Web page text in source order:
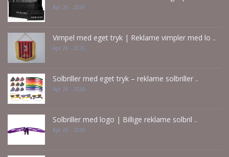
Apr 26 - 2026
Vimpel med eget tryk | Reklame vimpler med lo ..
Apr 26 - 2026
Solbriller med eget tryk – reklame solbriller ..
Apr 26 - 2026
Solbriller med logo | Billige reklame solbril ..
Apr 26 - 2026